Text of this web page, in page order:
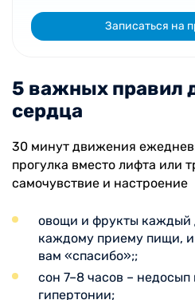
Записаться на
5 важных правил
сердца
30 минут движения
прогулка вместо лифта или
самочувствие и настроение
овощи и фрукты каждый
каждому приему пищи,
вам «спасибо»;;
сон 7–8 часов –
гипертонии;